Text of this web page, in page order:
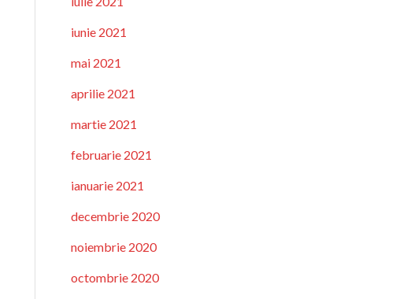
iunie 2021
mai 2021
aprilie 2021
martie 2021
februarie 2021
ianuarie 2021
decembrie 2020
noiembrie 2020
octombrie 2020